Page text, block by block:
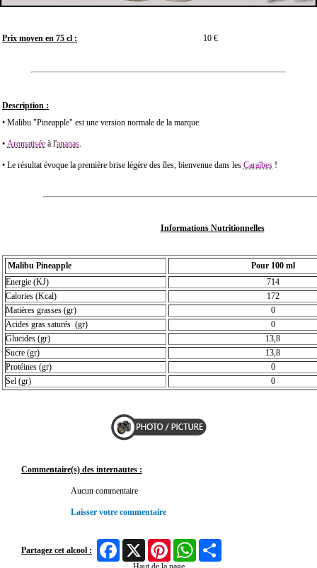
Prix moyen en 75 cl : 10 €
Description :
• Malibu "Pineapple" est une version normale de la marque.
• Aromatisée à l'ananas.
• Le résultat évoque la première brise légère des îles, bienvenue dans les Caraïbes !
Informations Nutritionnelles
Malibu Pineapple
Pour 100 ml
Energie (KJ)
714
Calories (Kcal)
172
Matières grasses (gr)
0
Acides gras saturés (gr)
0
Glucides (gr)
13,8
Sucre (gr)
13,8
Protéines (gr)
0
Sel (gr)
0
Commentaire(s) des internautes :
Aucun commentaire
Laisser votre commentaire
Partagez cet alcool :
FacebookX Pinterest WhatsApp